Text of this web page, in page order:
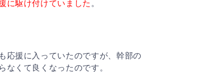
に駆け付けていました 。
応援に入っていたのですが、幹部の
なくて良くなったのです。